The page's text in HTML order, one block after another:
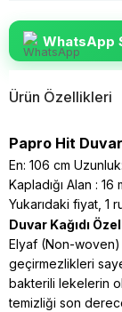
WhatsApp
Ürün Özellikleri
Papro Hit Duvar
En: 106 cm
Kapladığı Alan :
Yukarıdaki fiyat, 1
Duvar Kağıdı
Elyaf (Non-woven)
geçirmezlikleri
bakterili lekelerin
temizliği son